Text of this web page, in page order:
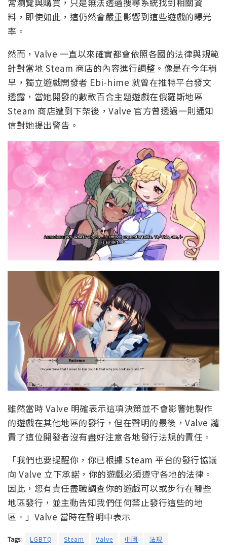
料，即使如此，這仍然會嚴重影響到這些遊戲的曝光
率。
然而，Valve 一直以來確實都會依照各國的法律與規範
針對當地 Steam 商店的內容進行調整。像是在今年稍
早，獨立遊戲開發者 Ebi-hime 就曾在推特平台發文
透露，當她開發的數款百合主題遊戲在俄羅斯地區
Steam 商店遭到下架後，Valve 官方曾透過一則通知
信對她提出警告。
雖然當時 Valve 明確表示這項決策並不會影響她製作
的遊戲在其他地區的發行，但在聲明的最後，Valve 譴
責了這位開發者沒有盡好注意各地發行法規的責任。
「我們也要提醒你，你已根據 Steam 平台的發行協議
向 Valve 立下承諾，你的遊戲必須遵守各地的法律。
因此，您有責任盡職調查你的遊戲可以或步行在哪些
地區發行，並主動告知我們任何禁止發行這些的地
區。」Valve 當時在聲明中表示
Tags: LGBTQ Steam Valve 中國 法規